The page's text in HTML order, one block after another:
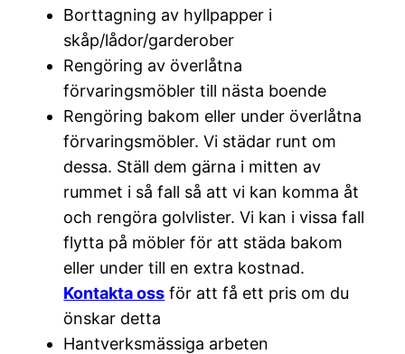
Borttagning av hyllpapper i
skåp/lådor/garderober
Rengöring av överlåtna
förvaringsmöbler till nästa boende
Rengöring bakom eller under överlåtna
förvaringsmöbler. Vi städar runt om
dessa. Ställ dem gärna i mitten av
rummet i så fall så att vi kan komma åt
och rengöra golvlister. Vi kan i vissa fall
flytta på möbler för att städa bakom
eller under till en extra kostnad.
Kontakta oss för att få ett pris om du
önskar detta
Hantverksmässiga arbeten